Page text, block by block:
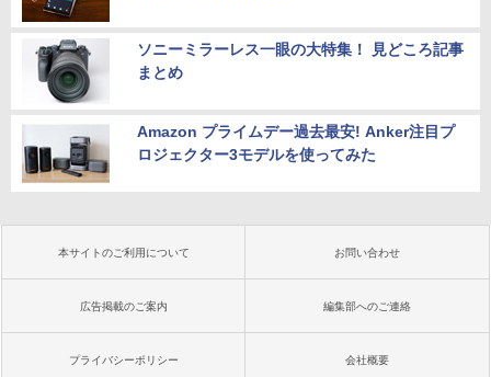
ソニーミラーレス一眼の大特集！ 見どころ記事
まとめ
Amazon プライムデー過去最安! Anker注目プ
ロジェクター3モデルを使ってみた
本サイトのご利用について お問い合わせ
広告掲載のご案内 編集部へのご連絡
プライバシーポリシー 会社概要